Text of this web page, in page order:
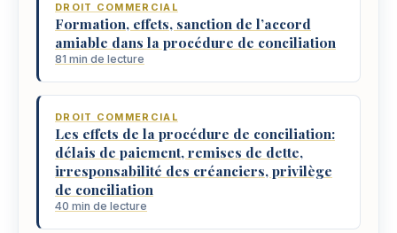
DROIT COMMERCIAL
Formation, effets, sanction de l’accord
amiable dans la procédure de conciliation
81 min de lecture
DROIT COMMERCIAL
Les effets de la procédure de conciliation:
délais de paiement, remises de dette,
irresponsabilité des créanciers, privilège
de conciliation
40 min de lecture